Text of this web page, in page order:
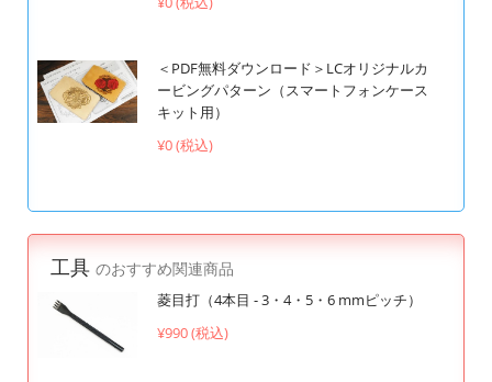
＜PDF無料ダウンロード＞LCオリジナルカ
ービングパターン（スマートフォンケース
キット用）
¥0 (税込)
工具 のおすすめ関連商品
菱目打（4本目 - 3・4・5・6 mmピッチ）
¥990 (税込)